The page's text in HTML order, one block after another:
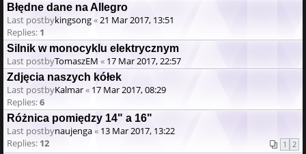
Błędne dane na Allegro
Last postbykingsong«21 Mar 2017, 13:51
Replies: 1
Silnik w monocyklu elektrycznym
Last postbyTomaszEM « 17 Mar 2017, 22:57
Zdjęcia naszych kółek
Last postbyKalmar« 17 Mar 2017, 08:29
Replies:6
Różnica pomiędzy 14" a 16"
Last postbynaujenga« 13 Mar 2017, 13:22
Replies: 12 1 2